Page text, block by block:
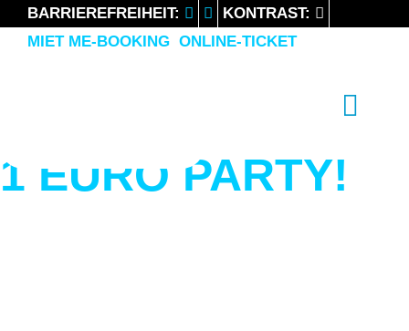
BARRIEREFREIHEIT:
KONTRAST:
MIET ME-BOOKING ONLINE-TICKET
FEEL THE WEEKEND
1 EURO PARTY!